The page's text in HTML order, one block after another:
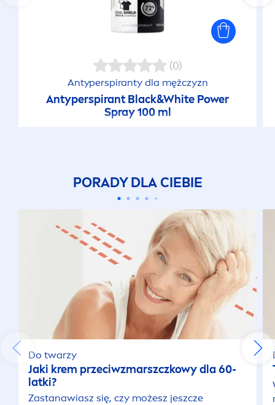
(0)
Antyperspiranty dla mężczyzn
AntyperspirantBlack&White Power
Spray 100 ml
PORADY DLA CIEBIE
Do twarzy
Jaki krem przeciwzmarszczkowy dla 60-
latki?
Zastanawiasz się, czy możesz jeszcze